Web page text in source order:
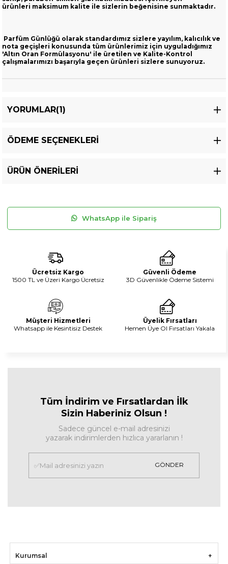
ürünleri maksimum kalite ile sizlerin beğenisine sunmaktadır.
Parfüm Günlüğü olarak standardımız sizlere yayılım, kalıcılık ve
nota geçişleri konusunda tüm ürünlerimiz için uyguladığımız
'Altın Oran Formülasyonu' ile üretilen ve Kalite-Kontrol
çalışmalarımızı başarıyla geçen ürünleri sizlere sunuyoruz.
YORUMLAR(1)
ÖDEME SEÇENEKLERI
ÜRÜN ÖNERILERI
WhatsApp ile Sipariş
Ücretsiz Kargo
1500 TL ve Üzeri Kargo Ücretsiz
Güvenli Ödeme
3D Güvenlikle Ödeme Sistemi
Müşteri Hizmetleri
Whatsapp ile Kesintisiz Destek
Üyelik Fırsatları
Hemen Üye Ol Fırsatları Yakala
Tüm İndirim ve Fırsatlardan İlk
Sizin Haberiniz Olsun !
Sadece güncel e-mail adresinizi
yazarak indirimlerden hızlıca yararlanın !
GÖNDER
Kurumsal